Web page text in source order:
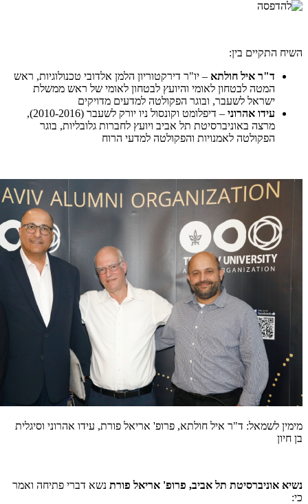
השיח התקיים בין:
ד"ר איל חולתא – יו"ר דירקטוריון הלמן אלדובי טכנולוגיות, ראש
המטה לבטחון לאומי והיועץ לבטחון לאומי של ראש ממשלת
ישראל לשעבר, ובוגר הפקולטה למדעים מדויקים
עידו אהרוני
– דיפלומט וקונסול ניו יורק לשעבר (2010-2016),
מרצה באוניברסיטת תל אביב ויועץ לחברות גלובליות, בוגר
הפקולטה לאמנויות והפקולטה למדעי הרוח
מימין לשמאל: ד"ר איל חולתא, פרופ' אריאל פורת, עידו אהרוני וסיגלית
בן חיון
נשיא אוניברסיטת תל אביב, פרופ' אריאל פורת נשא דברי פתיחה ואמר
כי: